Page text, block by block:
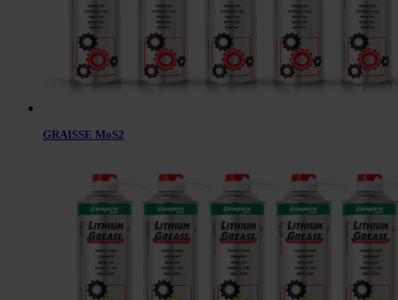
GRAISSE MoS2